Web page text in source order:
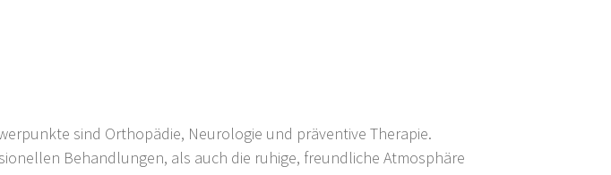
sind Orthopädie, Neurologie und präventive Therapie.
Behandlungen, als auch die ruhige, freundliche Atmosphäre